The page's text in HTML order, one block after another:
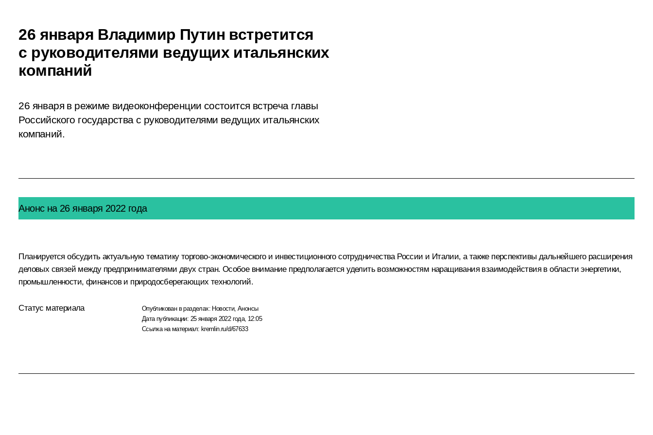
26 января Владимир Путин встретится
с руководителями ведущих итальянских
компаний
26 января в режиме видеоконференции состоится встреча главы
Российского государства с руководителями ведущих итальянских
компаний.
Анонс на 26 января 2022 года
Планируется обсудить актуальную тематику торгово-экономического и инвестиционного сотрудничества России и Италии, а также перспективы дальнейшего расширения
деловых связей между предпринимателями двух стран. Особое внимание предполагается уделить возможностям наращивания взаимодействия в области энергетики,
промышленности, финансов и природосберегающих технологий.
Статус материала Опубликован в разделах: Новости,Анонсы
Дата публикации: 25 января 2022 года, 12:05
Ссылка на материал: kremlin.ru/d/67633